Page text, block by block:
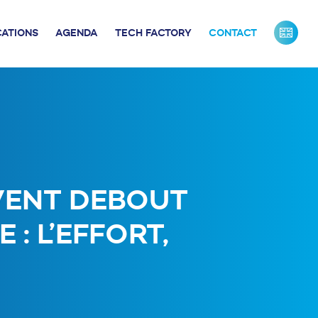
AGENDA TECH FACTORY CONTACT
DEBOUT
L’EFFORT,